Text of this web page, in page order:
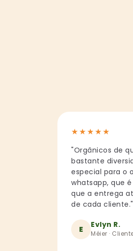
★★★★★
"Orgânicos de
bastante
especial para o
whatsapp, que
que a entrega
de cada cliente."
E Evlyn R.
Méier ·